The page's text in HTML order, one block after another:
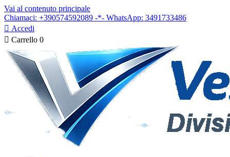
Vai al contenuto principale
Chiamaci: +390574592089 -*- WhatsApp: 3491733486
 Accedi
 Carrello 0